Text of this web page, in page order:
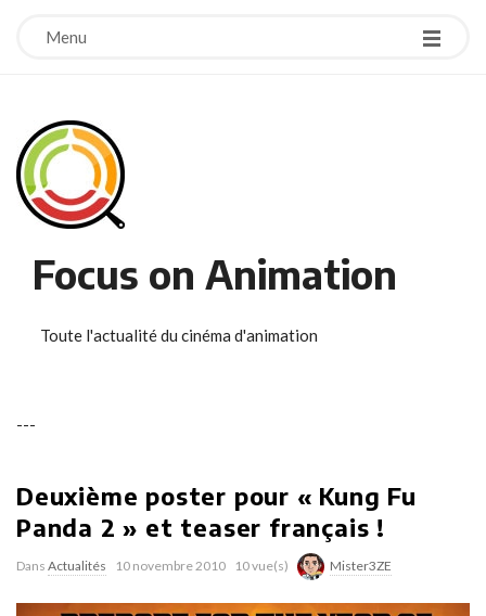
Menu
Focus on Animation
Toute l'actualité du cinéma d'animation
---
Deuxième poster pour « Kung Fu
Panda 2 » et teaser français !
Dans Actualités 10 novembre 2010 10 vue(s) Mister3ZE